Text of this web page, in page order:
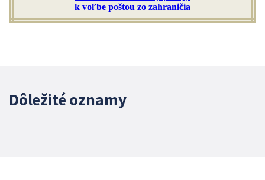
k voľbe poštou zo zahraničia
Dôležité oznamy